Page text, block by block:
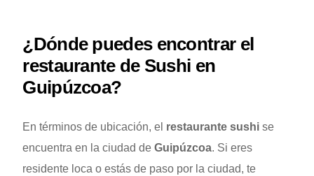
¿Dónde puedes encontrar el
restaurante de Sushi en
Guipúzcoa?
En términos de ubicación, el restaurante sushi se
encuentra en la ciudad deGuipúzcoa. Si eres
residente loca o estás de paso por la ciudad, te